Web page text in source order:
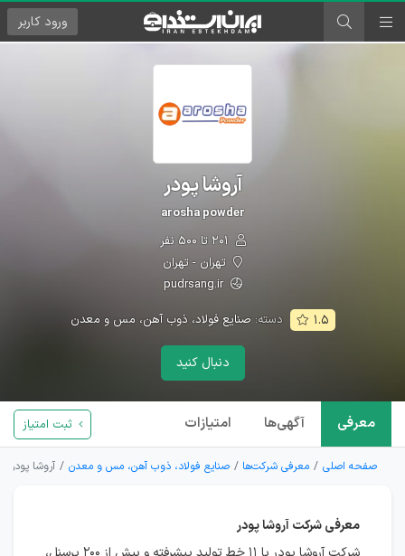
ورود کاربر
آروشا پودر
arosha powder
تهران - تهران
pudrsang.ir
۱.۵ دسته:صنایع فولاد، ذوب آهن، مس و معدن
دنبال کنید
معرفی آگهی‌ها امتیازات ثبت امتیاز
صفحه اصلی معرفی شرکت‌ها صنایع فولاد، ذوب آهن، مس و معدن آروشا پودر
معرفی شرکت آروشا پودر